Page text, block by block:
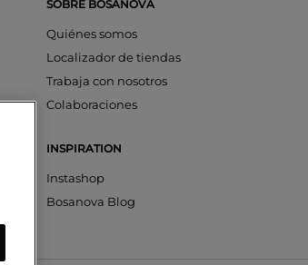
SOBRE BOSANOVA
Quiénes somos
Localizador de tiendas
Trabaja con nosotros
Colaboraciones
INSPIRATION
Instashop
Bosanova Blog